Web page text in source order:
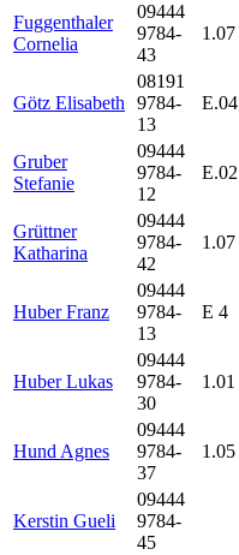
Fuggenthaler
Cornelia
09444
9784-
43
1.07
Götz Elisabeth
08191
9784-
13
E.04
Gruber
Stefanie
09444
9784-
12
E.02
Grüttner
Katharina
09444
9784-
42
1.07
Huber Franz
09444
9784-
13
E 4
Huber Lukas
09444
9784-
30
1.01
Hund Agnes
09444
9784-
37
1.05
Kerstin Gueli
09444
9784-
45